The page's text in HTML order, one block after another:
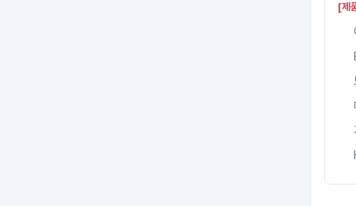
[제